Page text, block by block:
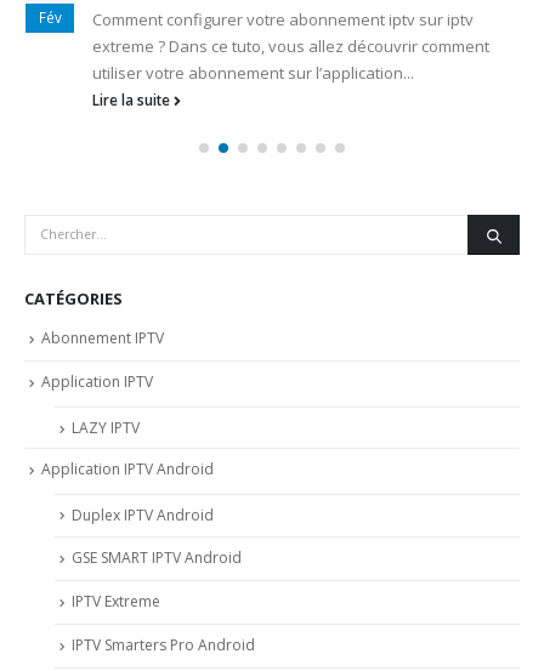
Fév
Comment configurer votre abonnement iptv sur iptv
extreme ? Dans ce tuto, vous allez découvrir comment
utiliser votre abonnement sur l’application...
Lire la suite
CATÉGORIES
Abonnement IPTV
Application IPTV
LAZY IPTV
Application IPTV Android
Duplex IPTV Android
GSE SMART IPTV Android
IPTV Extreme
IPTV Smarters Pro Android